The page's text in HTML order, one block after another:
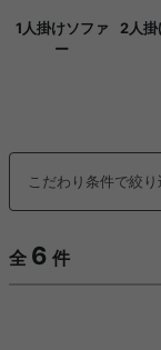
1人掛けソファ
ー
2人掛
こだわり条件で絞り
全 6 件